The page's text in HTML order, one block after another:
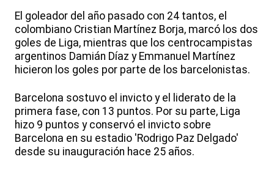
El goleador del año pasado con 24 tantos, el
colombiano Cristian Martínez Borja, marcó los dos
goles de Liga, mientras que los centrocampistas
argentinos Damián Díaz y Emmanuel Martínez
hicieron los goles por parte de los barcelonistas.
Barcelona sostuvo el invicto y el liderato de la
primera fase, con 13 puntos. Por su parte, Liga
hizo 9 puntos y conservó el invicto sobre
Barcelona en su estadio 'Rodrigo Paz Delgado'
desde su inauguración hace 25 años.